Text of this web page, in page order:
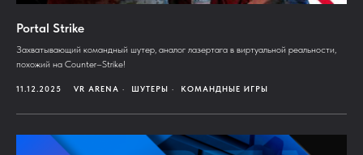
Portal Strike
Захватывающий командный шутер, аналог лазертага в виртуальной реальности,
похожий на Counter–Strike!
11.12.2025 VR ARENA ШУТЕРЫ КОМАНДНЫЕ ИГРЫ